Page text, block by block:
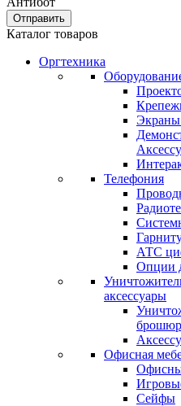
Отправить
Каталог товаров
Оргтехника
Телефония
АТС
Опции
аксессуары
Офисная
Сейфы